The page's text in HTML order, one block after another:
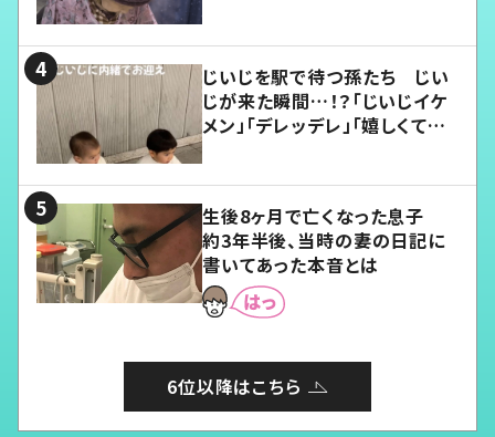
じいじを駅で待つ孫たち じい
じが来た瞬間…！？「じいじイケ
メン」「デレッデレ」「嬉しくて可
生後8ヶ月で亡くなった息子
約3年半後、当時の妻の日記に
書いてあった本音とは
6位以降はこちら